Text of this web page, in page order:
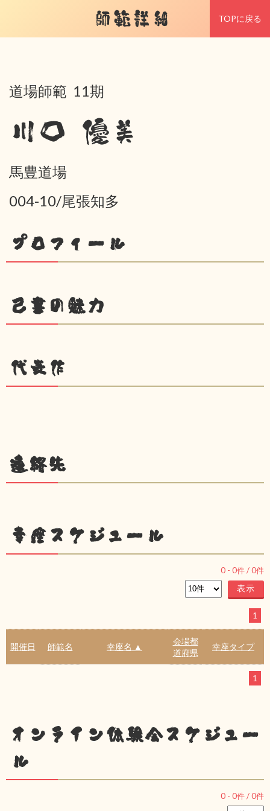
師範詳細 TOPに戻る
道場師範 11期
川口 優美
馬豊道場
004-10/尾張知多
プロフィール
己書の魅力
代表作
連絡先
幸座スケジュール
0 - 0件 /0件
1
開催日 師範名 幸座名 ▲
会場都
道府県
幸座タイプ
1
オンライン体験会スケジュー
ル
0 - 0件 /0件